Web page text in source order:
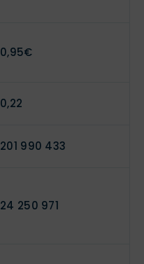
0,95€
0,22
201 990 433
24 250 971